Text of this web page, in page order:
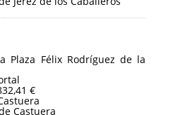
Plaza Félix Rodríguez de la
€
Castuera